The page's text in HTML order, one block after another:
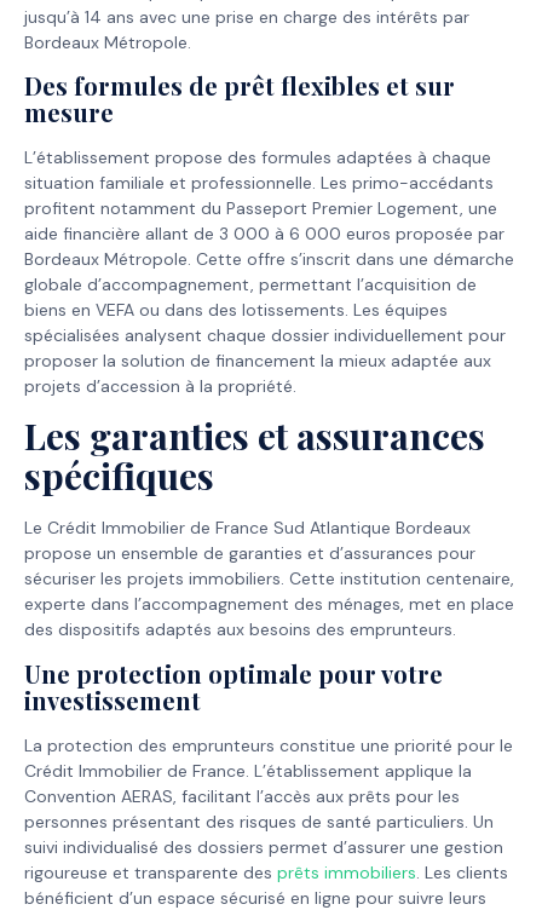
jusqu’à 14 ans avec une prise en charge des intérêts par
Bordeaux Métropole.
Des formules de prêt flexibles et sur
mesure
L’établissement propose des formules adaptées à chaque
situation familiale et professionnelle. Les primo-accédants
profitent notamment du Passeport Premier Logement, une
aide financière allant de 3 000 à 6 000 euros proposée par
Bordeaux Métropole. Cette offre s’inscrit dans une démarche
globale d’accompagnement, permettant l’acquisition de
biens en VEFA ou dans des lotissements. Les équipes
spécialisées analysent chaque dossier individuellement pour
proposer la solution de financement la mieux adaptée aux
projets d’accession à la propriété.
Les garanties et assurances
spécifiques
Le Crédit Immobilier de France Sud Atlantique Bordeaux
propose un ensemble de garanties et d’assurances pour
sécuriser les projets immobiliers. Cette institution centenaire,
experte dans l’accompagnement des ménages, met en place
des dispositifs adaptés aux besoins des emprunteurs.
Une protection optimale pour votre
investissement
La protection des emprunteurs constitue une priorité pour le
Crédit Immobilier de France. L’établissement applique la
Convention AERAS, facilitant l’accès aux prêts pour les
personnes présentant des risques de santé particuliers. Un
suivi individualisé des dossiers permet d’assurer une gestion
rigoureuse et transparente des prêts immobiliers. Les clients
bénéficient d’un espace sécurisé en ligne pour suivre leurs